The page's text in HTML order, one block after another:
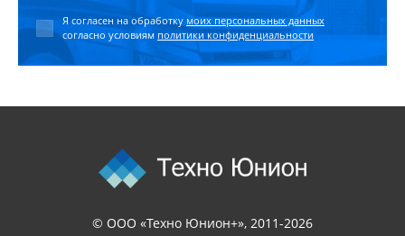
Я согласен на обработку моих персональных данных
согласно условиям политики конфиденциальности
© ООО «Техно Юнион+», 2011-2026